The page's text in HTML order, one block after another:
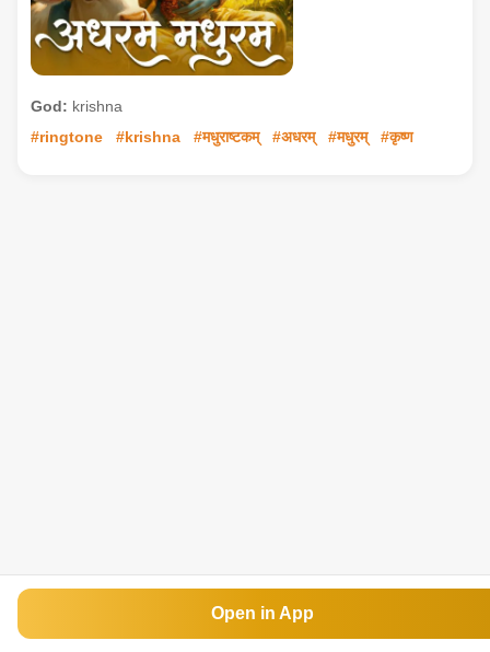
God: krishna
#ringtone
#krishna #मधुराष्टकम् #अधरम् #मधुरम् #कृष्ण
Open in App